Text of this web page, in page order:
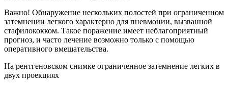
Важно! Обнаружение нескольких полостей при ограниченном
затемнении легкого характерно для пневмонии, вызванной
стафилококком. Такое поражение имеет неблагоприятный
прогноз, и часто лечение возможно только с помощью
оперативного вмешательства.
На рентгеновском снимке ограниченное затемнение легких в
двух проекциях